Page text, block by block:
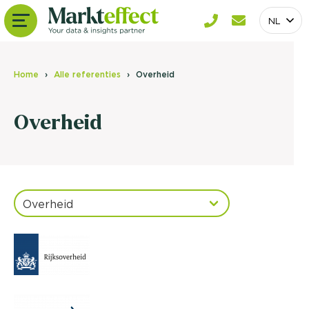
NL
Home Alle referenties Overheid
Overheid